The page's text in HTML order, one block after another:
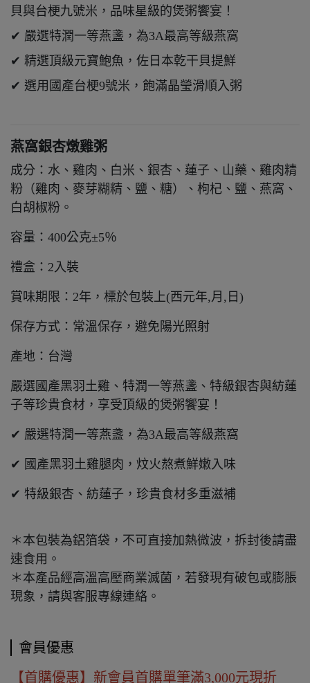
貝與台梗九號米，品味星級的煲粥饗宴！
✔ 嚴選特潤一等燕盞，為3A最高等級燕窩
✔ 精選頂級元寶鮑魚，佐日本乾干貝提鮮
✔ 選用國產台梗9號米，飽滿晶瑩滑順入粥
燕窩銀杏燉雞粥
成分：水、雞肉、白米、銀杏、蓮子、山藥、雞肉精
粉（雞肉、麥芽糊精、鹽、糖）、枸杞、鹽、燕窩、
白胡椒粉。
容量：400公克±5％
禮盒：2入裝
賞味期限：2年，標於包裝上(西元年,月,日)
保存方式：常溫保存，避免陽光照射
產地：台灣
嚴選國產黑羽土雞、特潤一等燕盞、特級銀杏與紡蓮
子等珍貴食材，享受頂級的煲粥饗宴！
✔ 嚴選特潤一等燕盞，為3A最高等級燕窩
✔ 國產黑羽土雞腿肉，炆火熬煮鮮嫩入味
✔ 特級銀杏、紡蓮子，珍貴食材多重滋補
＊本包裝為鋁箔袋，不可直接加熱微波，拆封後請盡
速食用。
＊本產品經高溫高壓商業滅菌，若發現有破包或膨脹
現象，請與客服專線連絡。
會員優惠
【首購優惠】新會員首購單筆滿3,000元現折